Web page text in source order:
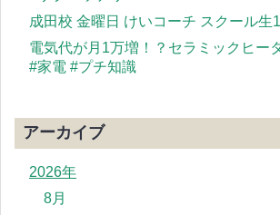
成田校 金曜日 けいコーチ スクール生
電気代が月1万増！？セラミックヒー
#家電 #プチ知識
アーカイブ
2026年
8月